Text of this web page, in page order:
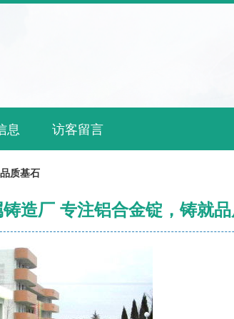
息 访客留言
质基石
造厂 专注铝合金锭，铸就